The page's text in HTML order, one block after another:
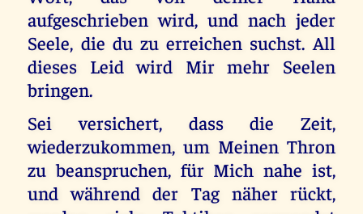
aufgeschrieben wird, und nach jeder
Seele, die du zu erreichen suchst. All
dieses Leid wird Mir mehr Seelen
bringen.
Sei versichert, dass die Zeit,
wiederzukommen, um Meinen Thron
zu beanspruchen, für Mich nahe ist,
und während der Tag näher rückt,